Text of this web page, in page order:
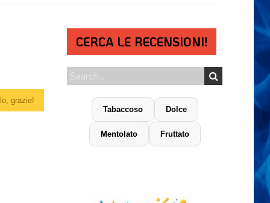
grazie!
CERCA LE RECENSIONI!
Tabaccoso Dolce
Mentolato Fruttato